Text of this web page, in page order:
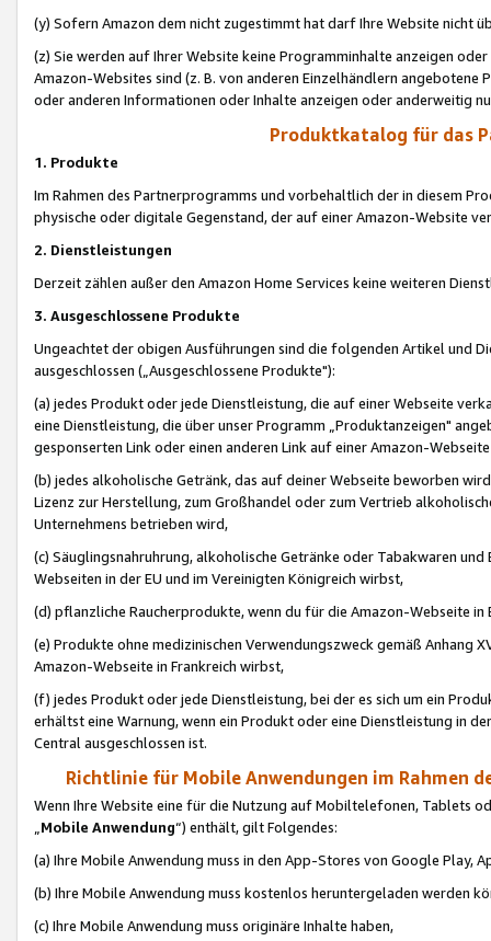
(y) Sofern Amazon dem nicht zugestimmt hat darf Ihre Website nicht
(z) Sie werden auf Ihrer Website keine Programminhalte anzeigen
Amazon-Websites sind (z. B. von anderen Einzelhändlern
oder anderen Informationen oder Inhalte anzeigen oder anderweitig
Produktkatalog für das
1. Produkte
Im Rahmen des Partnerprogramms und vorbehaltlich der in diesem
physische oder digitale Gegenstand, der auf einer Amazon-Website
2. Dienstleistungen
Derzeit zählen außer den Amazon Home Services keine weiteren
3. Ausgeschlossene Produkte
Ungeachtet der obigen Ausführungen sind die folgenden Artikel und
ausgeschlossen („Ausgeschlossene Produkte"):
(a) jedes Produkt oder jede Dienstleistung, die auf einer Webseite
eine Dienstleistung, die über unser Programm „Produktanzeigen"
gesponserten Link oder einen anderen Link auf einer Amazon-
(b) jedes alkoholische Getränk, das auf deiner Webseite beworben
Lizenz zur Herstellung, zum Großhandel oder zum Vertrieb
Unternehmens betrieben wird,
(c) Säuglingsnahruhrung, alkoholische Getränke oder Tabakwaren
Webseiten in der EU und im Vereinigten Königreich wirbst,
(d) pflanzliche Raucherprodukte, wenn du für die Amazon-Webseite in
(e) Produkte ohne medizinischen Verwendungszweck gemäß Anhang
Amazon-Webseite in Frankreich wirbst,
(f) jedes Produkt oder jede Dienstleistung, bei der es sich um ein
erhältst eine Warnung, wenn ein Produkt oder eine Dienstleistung in
Central ausgeschlossen ist.
Richtlinie für Mobile Anwendungen im Rahmen
Wenn Ihre Website eine für die Nutzung auf Mobiltelefonen, Tablets
„Mobile Anwendung“) enthält, gilt Folgendes:
(a) Ihre Mobile Anwendung muss in den App-Stores von Google Play,
(b) Ihre Mobile Anwendung muss kostenlos heruntergeladen werden
(c) Ihre Mobile Anwendung muss originäre Inhalte haben,